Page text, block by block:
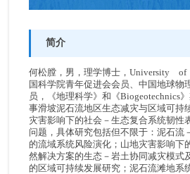
简介
何松膛，男，理学博士，University
国科学院青年促进会会员、中国地球物
员，《地理科学》和《Biogeotechnics
事滑坡泥石流地区生态减灾与区域可持
灾害影响下的社会－生态复合系统韧性
问题，具体研究包括但不限于：泥石流
的流域系统风险演化；山地灾害影响下
然解决方案的生态－岩土协同减灾模式
的区域可持续发展研究；泥石流滩地系